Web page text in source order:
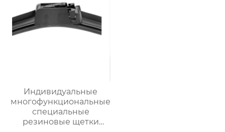
Индивидуальные
многофункциональные
специальные
резиновые щетки